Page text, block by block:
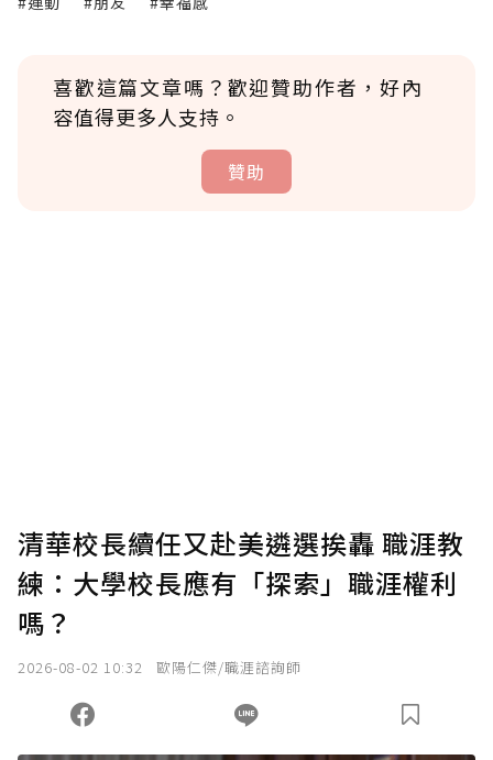
喜歡這篇文章嗎？歡迎贊助作者，好內
容值得更多人支持。
贊助
確認送出
您當前剩餘 U 利點數：0點；前往 購買點數
清華校長續任又赴美遴選挨轟 職涯教
練：大學校長應有「探索」職涯權利
嗎？
2026-08-02 10:32 歐陽仁傑/職涯諮詢師